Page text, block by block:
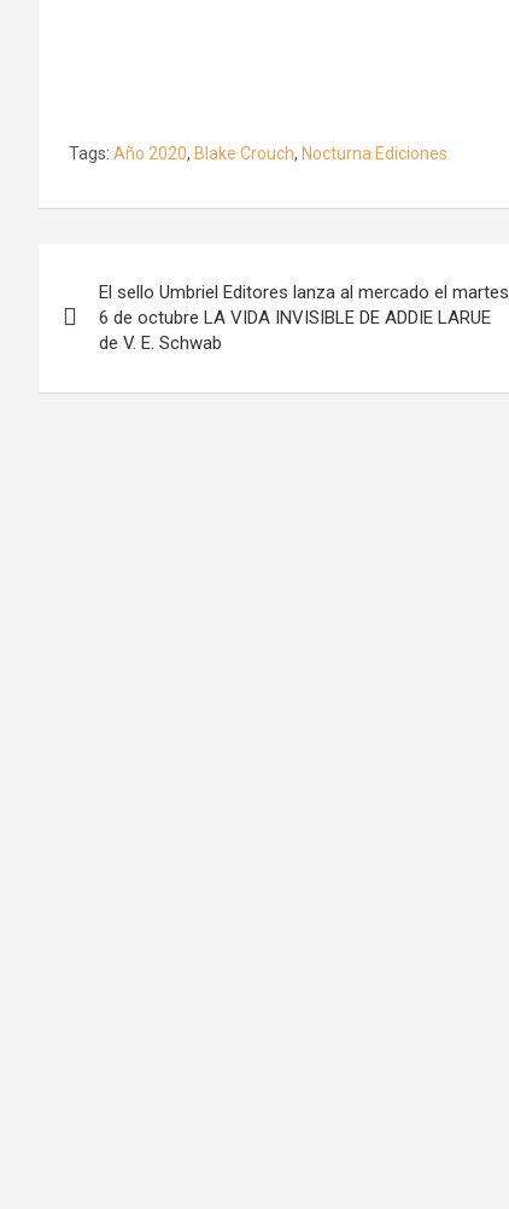
Tags: Año 2020, Blake Crouch, Nocturna Ediciones
de
El sello Umbriel Editores lanza al mercado el martes
6 de octubre LA VIDA INVISIBLE DE ADDIE LARUE
de V. E. Schwab